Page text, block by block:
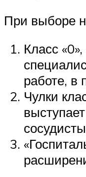
При выборе
Класс
работе, в
Чулки